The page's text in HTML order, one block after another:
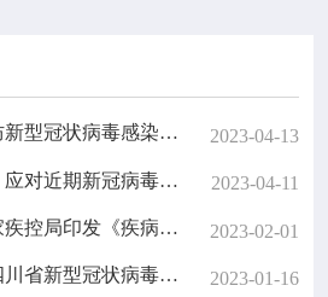
【国家疾控局】预防新型冠状病毒感染公众佩戴口罩指引（2023年4月版） 2023-04-13
【国家卫生健康委】应对近期新冠病毒感染疫情疫苗接种工作方案 2023-04-11
【国家疾控局】国家疾控局印发《疾病预防控制标准管理办法》 2023-02-01
【四川省政府网】四川省新型冠状病毒感染“乙类乙管”工作指南（第七版） 2023-01-16